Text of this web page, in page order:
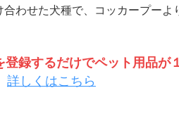
わせた犬種で、コッカープー
録するだけでペット用品が
詳しくはこちら